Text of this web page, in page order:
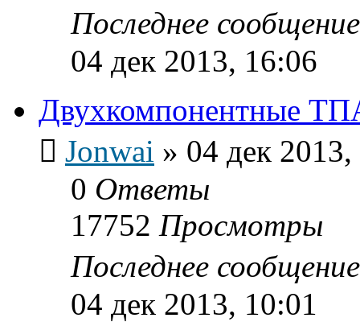
Последнее
04 дек 2013, 16:06
Двухкомпонентные
Jonwai » 04 дек
0 Ответы
17752 Просмотры
Последнее
04 дек 2013, 10:01